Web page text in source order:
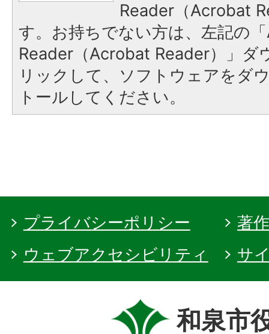
Reader（Acrobat
す。お持ちでない方は、左記の
Reader（Acrobat Reader）」ダ
リックして、ソフトウェアをダ
トールしてください。
プライバシーポリシー
著
ウェブアクセシビリティ
サ
和泉市